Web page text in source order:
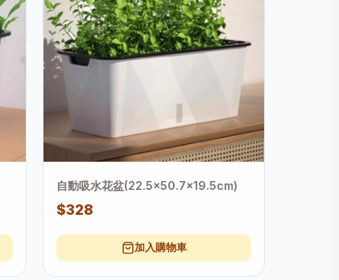
自動吸水花盆(22.5x50.7x19.5cm)
$328
加入購物車